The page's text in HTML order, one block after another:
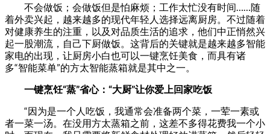
不会做饭；会做饭但是怕麻烦；工作太忙没有时间……随
着外卖兴起，越来越多的现代年轻人选择远离厨房。不过随着
对健康养生的注重，以及对品质生活的追求，他们中正悄然兴
起一股潮流，自己下厨做饭。这背后的关键就是越来越多智能
家电的出现，让厨房小白也可以一键烹饪美食，而具有诸
多“智能菜单”的方太智能蒸箱就是其中之一。
一键烹饪“蒸”省心：“大厨”让你爱上回家吃饭
“因为是一个人吃饭，我通常会准备两个菜，一荤一素或
者一菜一汤。在没用方太蒸箱之前，这差不多得花费我一个小